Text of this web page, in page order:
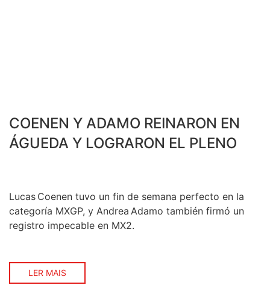
COENEN Y ADAMO REINARON EN
ÁGUEDA Y LOGRARON EL PLENO
Lucas Coenen tuvo un fin de semana perfecto en la
categoría MXGP, y Andrea Adamo también firmó un
registro impecable en MX2.
LER MAIS